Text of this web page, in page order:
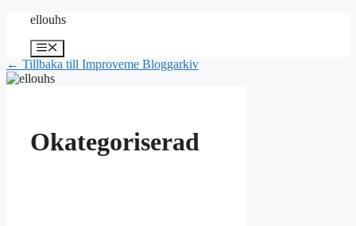
Hoppa
innehåll
ellouhs
Meny
← Tillbaka till Improveme Bloggarkiv
Okategoriserad